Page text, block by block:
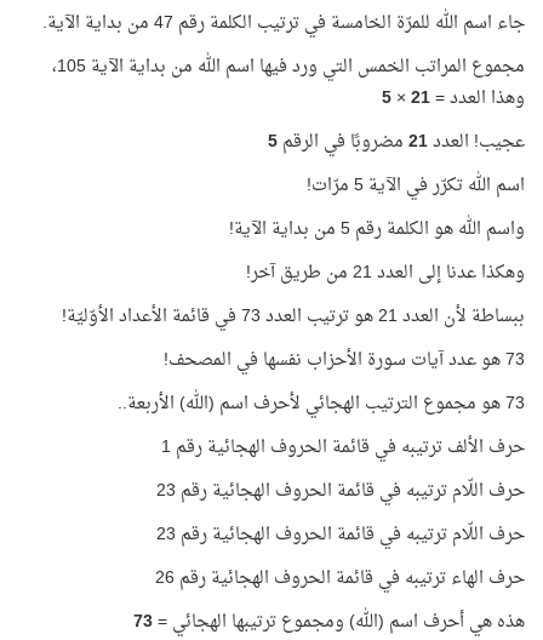
جاء اسم الله للمرّة الخامسة في ترتيب الكلمة رقم 47 من بداية الآية.
مجموع المراتب الخمس التي ورد فيها اسم الله من بداية الآية 105،
وهذا العدد =21
×
5
عجيب! العدد21مضروبًا في الرقم5
اسم الله تكرّر في الآية 5 مرّات!
واسم الله هو الكلمة رقم 5 من بداية الآية!
وهكذا عدنا إلى العدد 21 من طريق آخر!
ببساطة لأن العدد 21 هو ترتيب العدد 73 في قائمة الأعداد الأوّليّة!
73 هو عدد آيات سورة الأحزاب نفسها في المصحف!
73 هو مجموع الترتيب الهجائي لأحرف اسم (الله) الأربعة..
حرف الألف ترتيبه في قائمة الحروف الهجائية رقم 1
حرف اللّام ترتيبه في قائمة الحروف الهجائية رقم 23
حرف اللّام ترتيبه في قائمة الحروف الهجائية رقم 23
حرف الهاء ترتيبه في قائمة الحروف الهجائية رقم 26
هذه هي أحرف اسم (الله) ومجموع ترتيبها الهجائي =73